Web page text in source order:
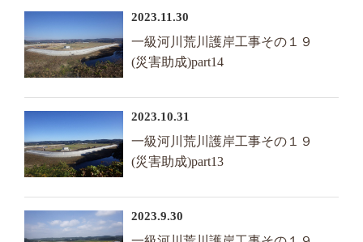
2023.11.30
一級河川荒川護岸工事その１９
(災害助成)part14
2023.10.31
一級河川荒川護岸工事その１９
(災害助成)part13
2023.9.30